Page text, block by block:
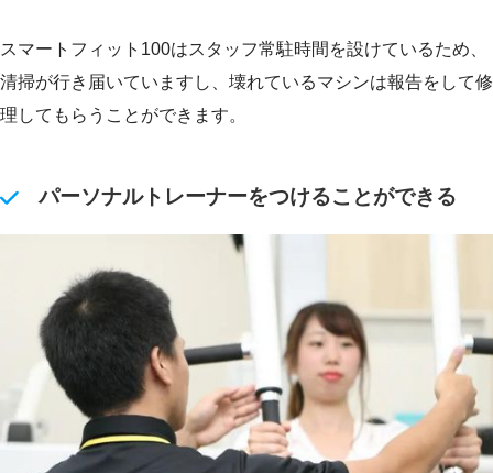
スマートフィット100はスタッフ常駐時間を設けているため、
清掃が行き届いていますし、壊れているマシンは報告をして修
理してもらうことができます。
パーソナルトレーナーをつけることができる